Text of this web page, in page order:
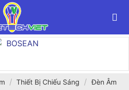
/ Thiết Bị Chiếu Sáng / Đèn Âm